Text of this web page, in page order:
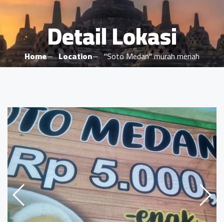
Detail Lokasi
Home Location "Soto Medan" murah meriah